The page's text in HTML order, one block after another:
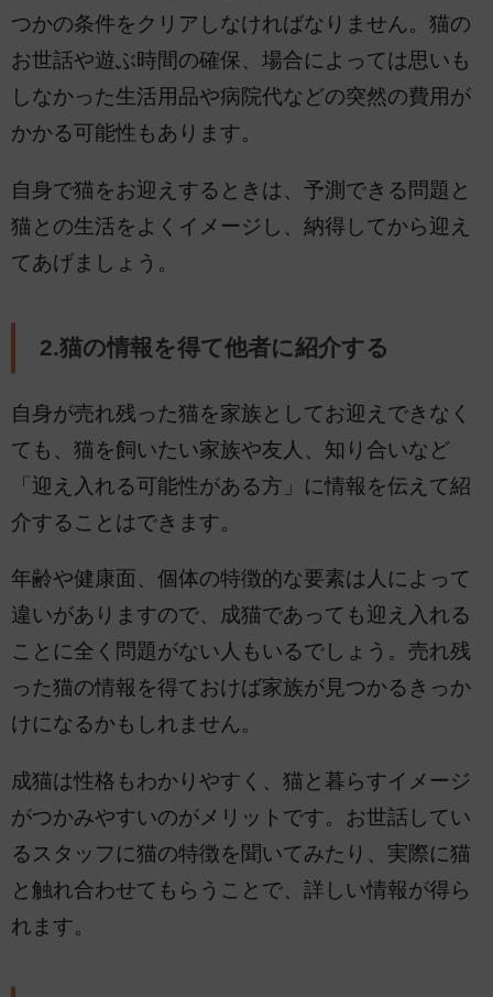
つかの条件をクリアしなければなりません。猫の
お世話や遊ぶ時間の確保、場合によっては思いも
しなかった生活用品や病院代などの突然の費用が
かかる可能性もあります。
自身で猫をお迎えするときは、予測できる問題と
猫との生活をよくイメージし、納得してから迎え
てあげましょう。
2.猫の情報を得て他者に紹介する
自身が売れ残った猫を家族としてお迎えできなく
ても、猫を飼いたい家族や友人、知り合いなど
「迎え入れる可能性がある方」に情報を伝えて紹
介することはできます。
年齢や健康面、個体の特徴的な要素は人によって
違いがありますので、成猫であっても迎え入れる
ことに全く問題がない人もいるでしょう。売れ残
った猫の情報を得ておけば家族が見つかるきっか
けになるかもしれません。
成猫は性格もわかりやすく、猫と暮らすイメージ
がつかみやすいのがメリットです。お世話してい
るスタッフに猫の特徴を聞いてみたり、実際に猫
と触れ合わせてもらうことで、詳しい情報が得ら
れます。